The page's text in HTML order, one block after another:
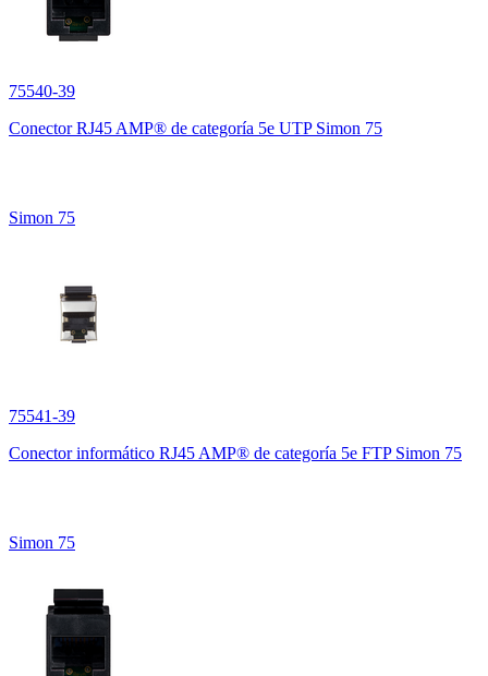
75540-39
Conector RJ45 AMP® de categoría 5e UTP Simon 75
Simon 75
75541-39
Conector informático RJ45 AMP® de categoría 5e FTP Simon 75
Simon 75